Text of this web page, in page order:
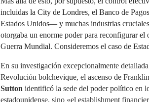
incluidas la City de Londres, el Banco de
Estados Unidos— y muchas industrias
otorgaba un enorme poder para reconfigurar
Guerra Mundial. Consideremos el caso de
En su investigación excepcionalmente
Revolución bolchevique, el ascenso de
Sutton identificó la sede del poder político en
estadounidense, sino «el establishment